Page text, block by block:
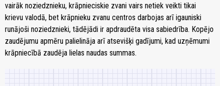
vairāk noziedznieku, krāpnieciskie zvani vairs netiek veikti tikai
krievu valodā, bet krāpnieku zvanu centros darbojas arī igauniski
runājoši noziedznieki, tādējādi ir apdraudēta visa sabiedrība. Kopējo
zaudējumu apmēru palielināja arī atsevišķi gadījumi, kad uzņēmumi
krāpniecībā zaudēja lielas naudas summas.